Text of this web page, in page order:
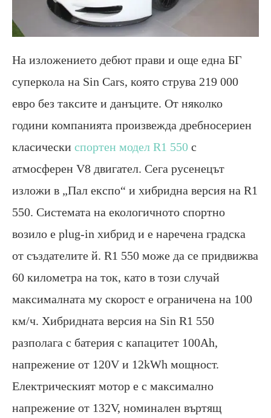
На изложението дебют прави и още една БГ
суперкола на Sin Cars, която струва 219 000
евро без таксите и данъците. От няколко
години компанията произвежда дребносериен
класически спортен модел R1 550 с
атмосферен V8 двигател. Сега русенецът
изложи в „Пал експо“ и хибридна версия на R1
550. Системата на екологичното спортно
возило е plug-in хибрид и е наречена градска
от създателите й. R1 550 може да се придвижва
60 километра на ток, като в този случай
максималната му скорост е ограничена на 100
км/ч. Хибридната версия на Sin R1 550
разполага с батерия с капацитет 100Ah,
напрежение от 120V и 12kWh мощност.
Електрическият мотор е с максимално
напрежение от 132V, номинален въртящ